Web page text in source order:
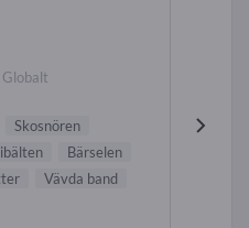
Globalt
Skosnören
Bärselen
Vävda band